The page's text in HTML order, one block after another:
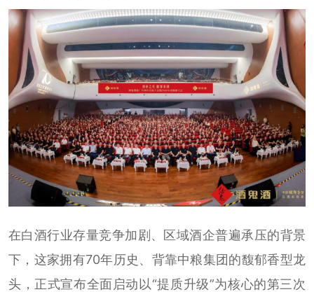
在白酒行业存量竞争加剧、区域酒企普遍承压的背景
下，这家拥有70年历史、背靠中粮集团的馥郁香型龙
头，正式宣布全面启动以“提质升级”为核心的第三次